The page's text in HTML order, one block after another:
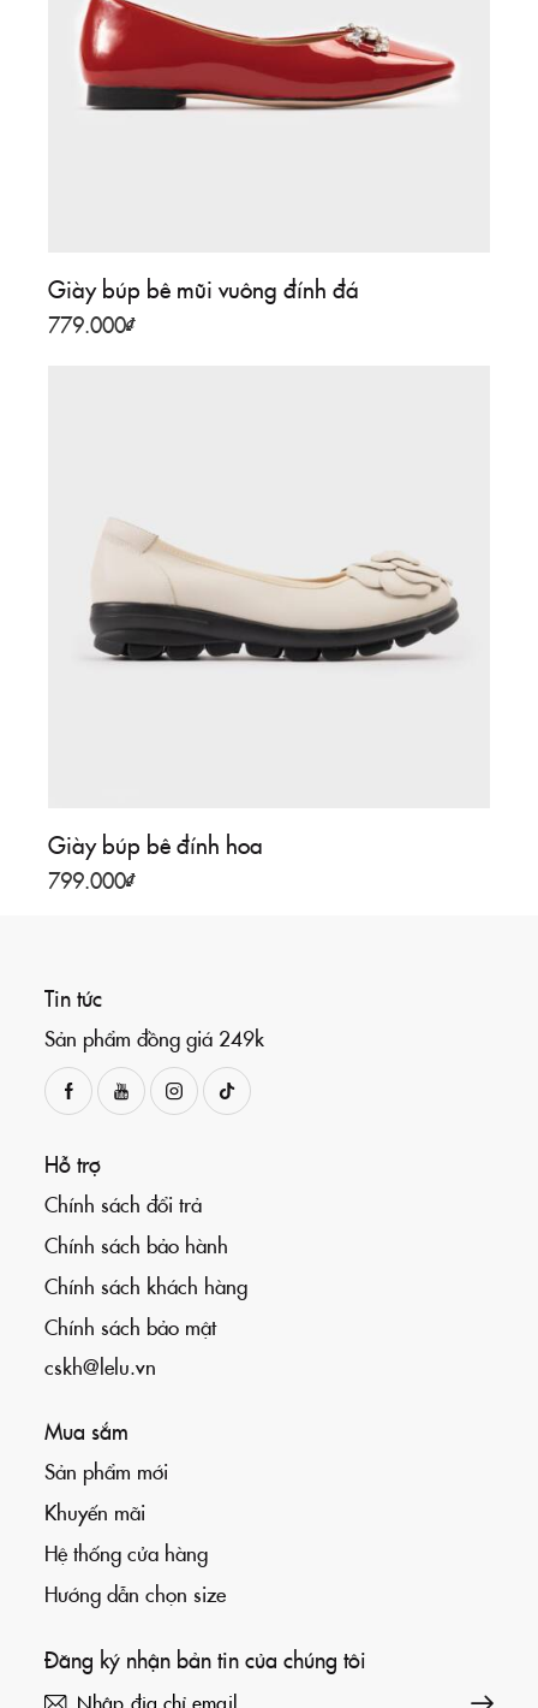
Giày búp bê mũi vuông đính đá
779.000₫
Giày búp bê đính hoa
799.000₫
Tin tức
Sản phẩm đồng giá 249k
Hỗ trợ
Chính sách đổi trả
Chính sách bảo hành
Chính sách khách hàng
Chính sách bảo mật
cskh@lelu.vn
Mua sắm
Sản phẩm mới
Khuyến mãi
Hệ thống cửa hàng
Hướng dẫn chọn size
Đăng ký nhận bản tin của chúng tôi
Đăng ký